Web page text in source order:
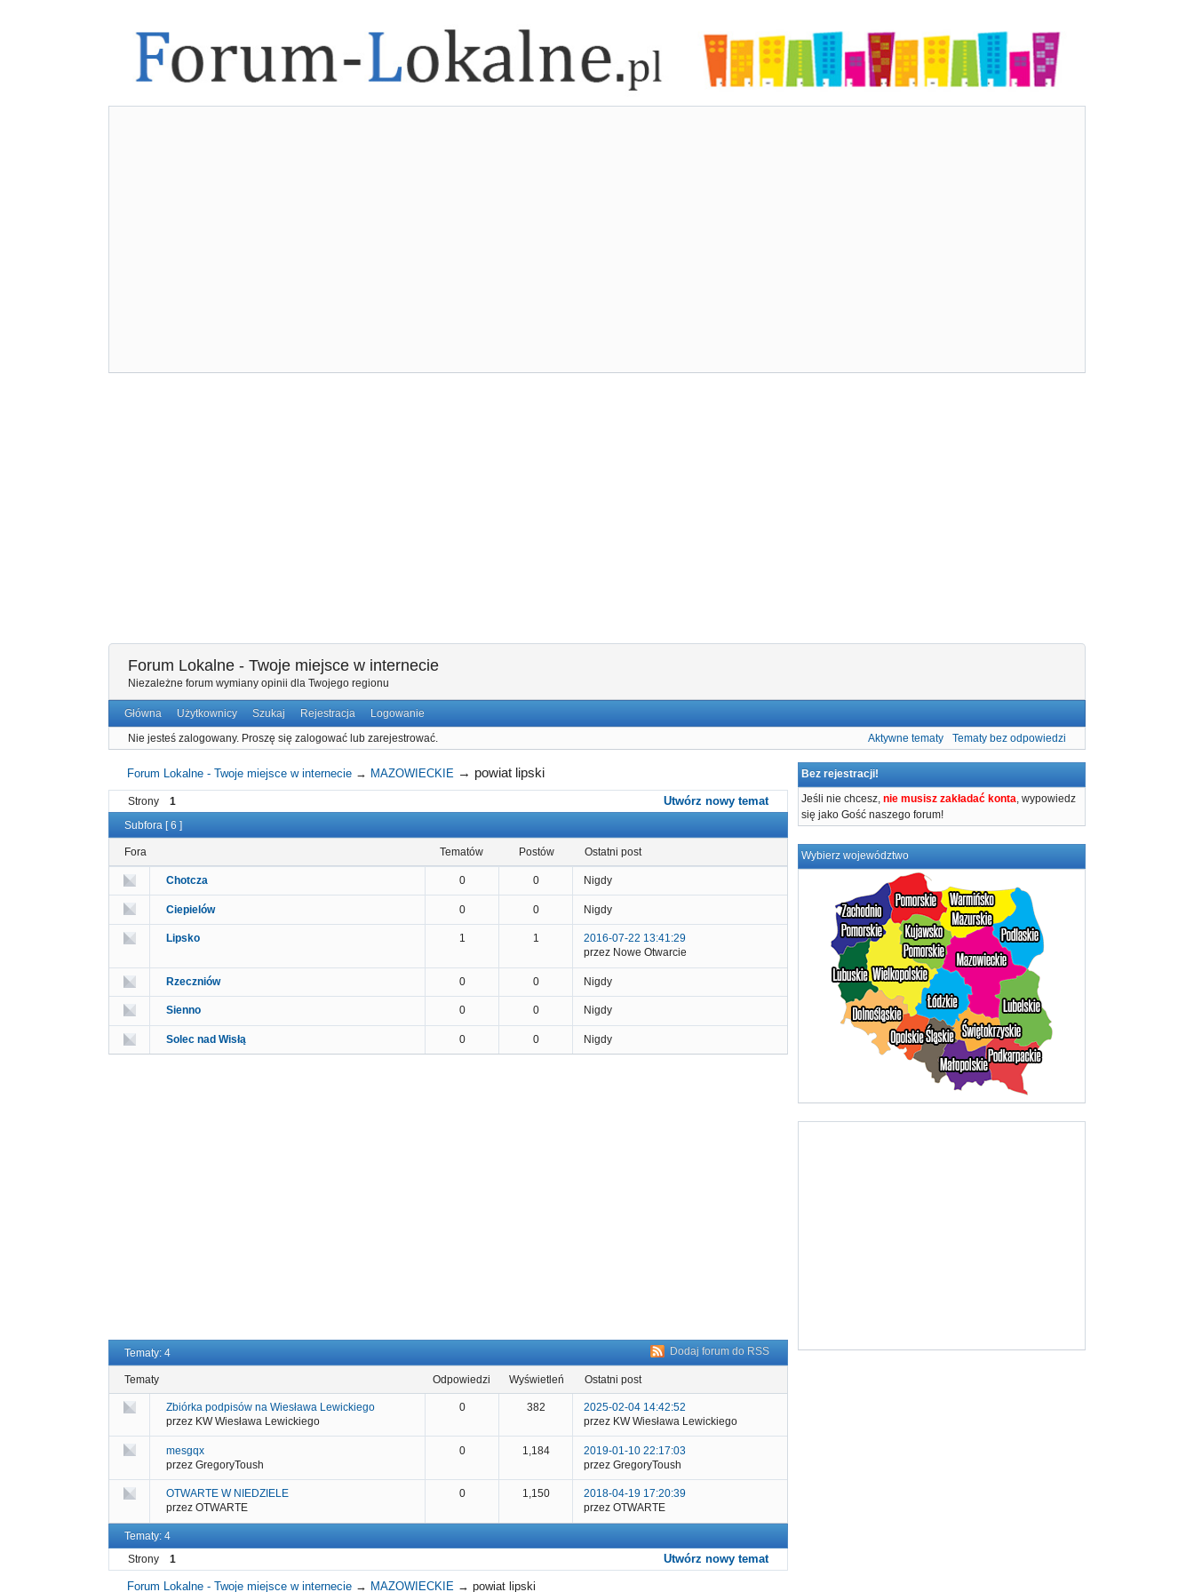
Forum Lokalne - Twoje miejsce w internecie
Niezależne forum wymiany opinii dla Twojego regionu
Główna Użytkownicy Szukaj Rejestracja Logowanie
Nie jesteś zalogowany. Proszę się zalogować lub zarejestrować. Aktywne tematy Tematy bez odpowiedzi
Bez rejestracji!
Jeśli nie chcesz, nie musisz zakładać konta, wypowiedz
się jako Gość naszego forum!
Wybierz województwo
Forum Lokalne - Twoje miejsce w internecie → MAZOWIECKIE → powiat lipski
Strony 1 Utwórz nowy temat
Subfora [ 6 ]
Fora tematów postów ostatni post
Chotcza 0 0 Nigdy
Ciepielów 0 0 Nigdy
Lipsko 1 1
2016-07-22 13:41:29
przez Nowe Otwarcie
Rzeczniów 0 0 Nigdy
Sienno 0 0 Nigdy
Solec nad Wisłą 0 0 Nigdy
Dodaj forum do RSS
Tematy: 4
Tematy odpowiedzi wyświetleń ostatni post
Zbiórka podpisów na Wiesława Lewickiego
przez KW Wiesława Lewickiego
0 382
2025-02-04 14:42:52
przez KW Wiesława Lewickiego
mesgqx
przez GregoryToush
0 1,184
2019-01-10 22:17:03
przez GregoryToush
OTWARTE W NIEDZIELE
przez OTWARTE
0 1,150
2018-04-19 17:20:39
przez OTWARTE
Tematy: 4
Strony
1 Utwórz nowy temat
Forum Lokalne - Twoje miejsce w internecie → MAZOWIECKIE →powiat lipski